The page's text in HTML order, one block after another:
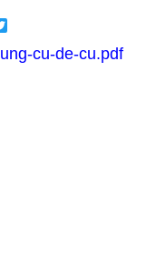
cu-de-cu.pdf